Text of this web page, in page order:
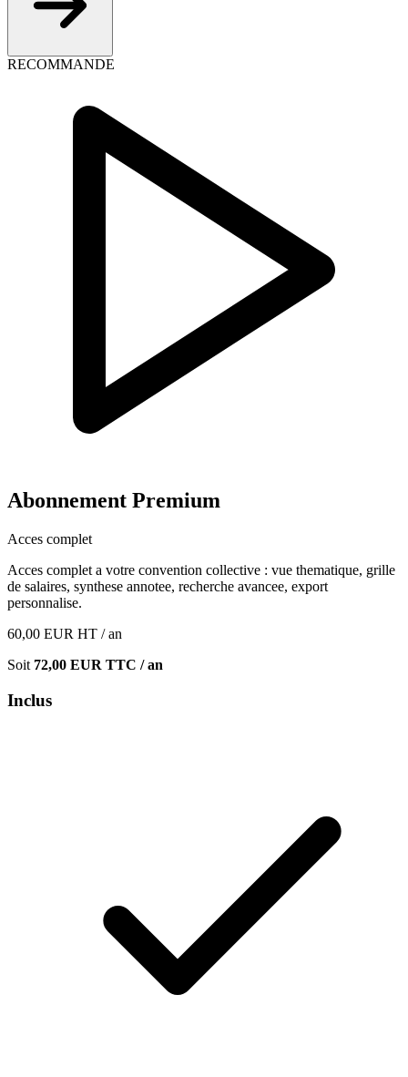
RECOMMANDE
Abonnement Premium
Acces complet
Acces complet a votre convention collective : vue thematique, grille
de salaires, synthese annotee, recherche avancee, export
personnalise.
60,00 EUR HT / an
Soit 72,00 EUR TTC / an
Inclus